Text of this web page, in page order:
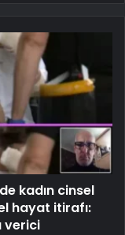
kadın cinsel
hayat itirafı:
verici